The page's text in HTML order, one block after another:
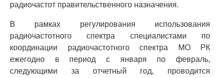
радиочастот правительственного назначения.
В рамках регулирования использования
радиочастотного спектра специалистами по
координации радиочастотного спектра МО РК
ежегодно в период с января по февраль,
следующими за отчетный год, проводится